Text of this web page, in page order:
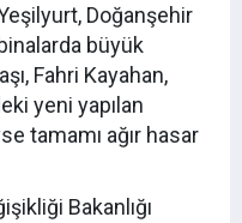
Doğanşehir
büyük
Fahri Kayahan,
yeni yapılan
tamamı ağır hasar
Bakanlığı